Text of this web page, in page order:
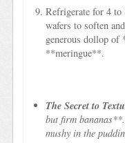
Refrigerate for 4 to
wafers to soften
generous dollop of
**meringue**.
The Secret to
but firm
mushy in the